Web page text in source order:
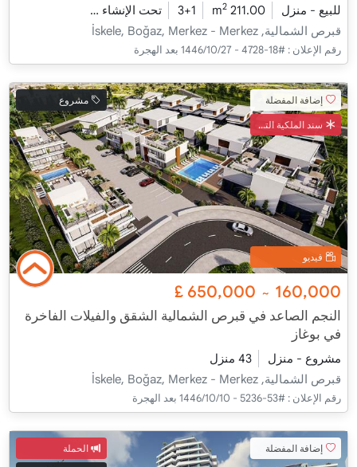
للبيع - منزل 211.00 m
2
3+1 تحت الإنشاء
قبرص الشمالية, İskele, Boğaz, Merkez - Merkez
رقم الإعلان : #18-4728 - 27‏‏/10‏‏/1446 بعد الهجرة
إضافة المفضلة
سند الملكية التركي
مشروع
فيديو
160,000
~
650,000
£
النجم الصاعد في قبرص الشمالية الشقق والفيلات الفاخرة
في بوغاز
مشروع - منزل
43 منزل
قبرص الشمالية, İskele, Boğaz, Merkez - Merkez
رقم الإعلان : #53-5236 - 10‏‏/10‏‏/1446 بعد الهجرة
إضافة المفضلة الحملة